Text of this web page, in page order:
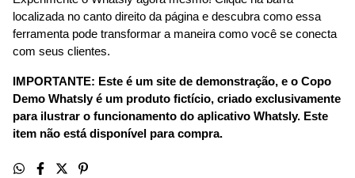
localizada no canto direito da página e descubra como essa
ferramenta pode transformar a maneira como você se conecta
com seus clientes.
IMPORTANTE: Este é um site de demonstração, e o Copo
Demo Whatsly é um produto fictício, criado exclusivamente
para ilustrar o funcionamento do aplicativo Whatsly. Este
item não está disponível para compra.